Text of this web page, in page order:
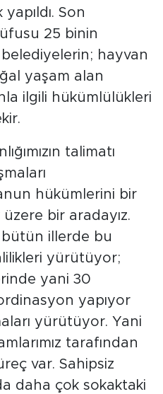
Son
25 binin
hayvan
yaşam alan
ilgili hükümlülükleri
talimatı
hükümlerini bir
bir aradayız.
illerde bu
yürütüyor;
yani 30
yapıyor
yürütüyor. Yani
tarafından
var. Sahipsiz
daha çok sokaktaki